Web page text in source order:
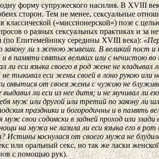
форму супружеского насилия. В XVIII
сторон. Тем не менее, сексуальные
классической («миссионерской») позе с
о разных сексуальных практиках и за
(по Епитемейнику середины XVIII века):
ли з женою живеши. В великий пост и
в памяти святых великих или с нечистою
ли еси языка своего в род жене не
тыкивал еси жены своей в лоно рукою
омытися от своея жены с чужою не
ли еси из нее дитя; и не мучивал ли
муж или другой или третий по закону ли
праздники и богородичны и в память
свои содомски в задней проход или
на мужа не лазила ли еси языка его в
Истины коснулася от своего мужа не
или оральный секс, но так же ласки
с помощью рук).